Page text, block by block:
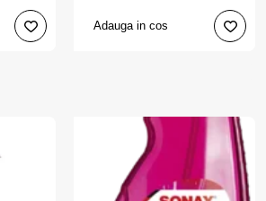
Adauga in cos